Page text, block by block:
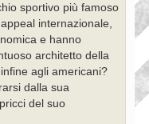
sportivo più famoso
internazionale,
e hanno
architetto della
agli americani?
dalla sua
del suo